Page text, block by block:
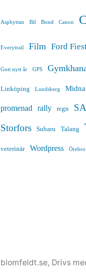
Asphyttan Bil Bond Canon
Everytrail Film Ford
Gott nytt år GPS
Linköping Lundsberg
promenad rally regn
Storfors Subaru Talang
veterinär Wordpress Örebro
blomfeldt.se, Drivs